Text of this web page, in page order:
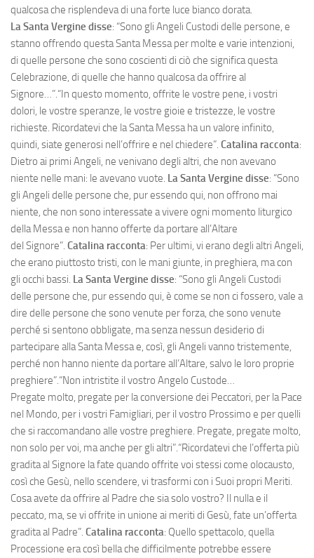
qualcosa che risplendeva di una forte luce bianco dorata.
La Santa Vergine disse: “Sono gli Angeli Custodi delle persone, e
stanno offrendo questa Santa Messa per molte e varie intenzioni,
di quelle persone che sono coscienti di ciò che significa questa
Celebrazione, di quelle che hanno qualcosa da offrire al
Signore…”.“In questo momento, offrite le vostre pene, i vostri
dolori, le vostre speranze, le vostre gioie e tristezze, le vostre
richieste. Ricordatevi che la Santa Messa ha un valore infinito,
quindi, siate generosi nell’offrire e nel chiedere”. Catalina racconta:
Dietro ai primi Angeli, ne venivano degli altri, che non avevano
niente nelle mani: le avevano vuote. La Santa Vergine disse: “Sono
gli Angeli delle persone che, pur essendo qui, non offrono mai
niente, che non sono interessate a vivere ogni momento liturgico
della Messa e non hanno offerte da portare all’Altare
del Signore”. Catalina racconta: Per ultimi, vi erano degli altri Angeli,
che erano piuttosto tristi, con le mani giunte, in preghiera, ma con
gli occhi bassi. La Santa Vergine disse: “Sono gli Angeli Custodi
delle persone che, pur essendo qui, è come se non ci fossero, vale a
dire delle persone che sono venute per forza, che sono venute
perché si sentono obbligate, ma senza nessun desiderio di
partecipare alla Santa Messa e, così, gli Angeli vanno tristemente,
perché non hanno niente da portare all’Altare, salvo le loro proprie
preghiere”.“Non intristite il vostro Angelo Custode…
Pregate molto, pregate per la conversione dei Peccatori, per la Pace
nel Mondo, per i vostri Famigliari, per il vostro Prossimo e per quelli
che si raccomandano alle vostre preghiere. Pregate, pregate molto,
non solo per voi, ma anche per gli altri”.“Ricordatevi che l’offerta più
gradita al Signore la fate quando offrite voi stessi come olocausto,
così che Gesù, nello scendere, vi trasformi con i Suoi propri Meriti.
Cosa avete da offrire al Padre che sia solo vostro? Il nulla e il
peccato, ma, se vi offrite in unione ai meriti di Gesù, fate un’offerta
gradita al Padre”. Catalina racconta: Quello spettacolo, quella
Processione era così bella che difficilmente potrebbe essere